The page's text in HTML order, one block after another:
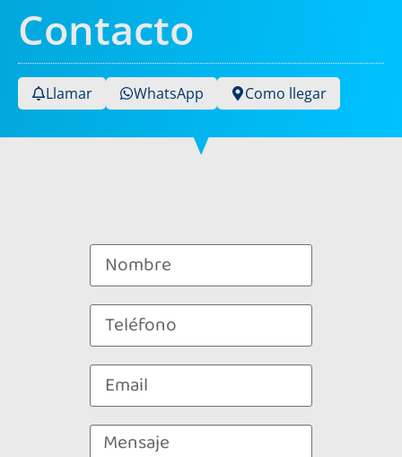
Contacto
Llamar WhatsApp Como llegar